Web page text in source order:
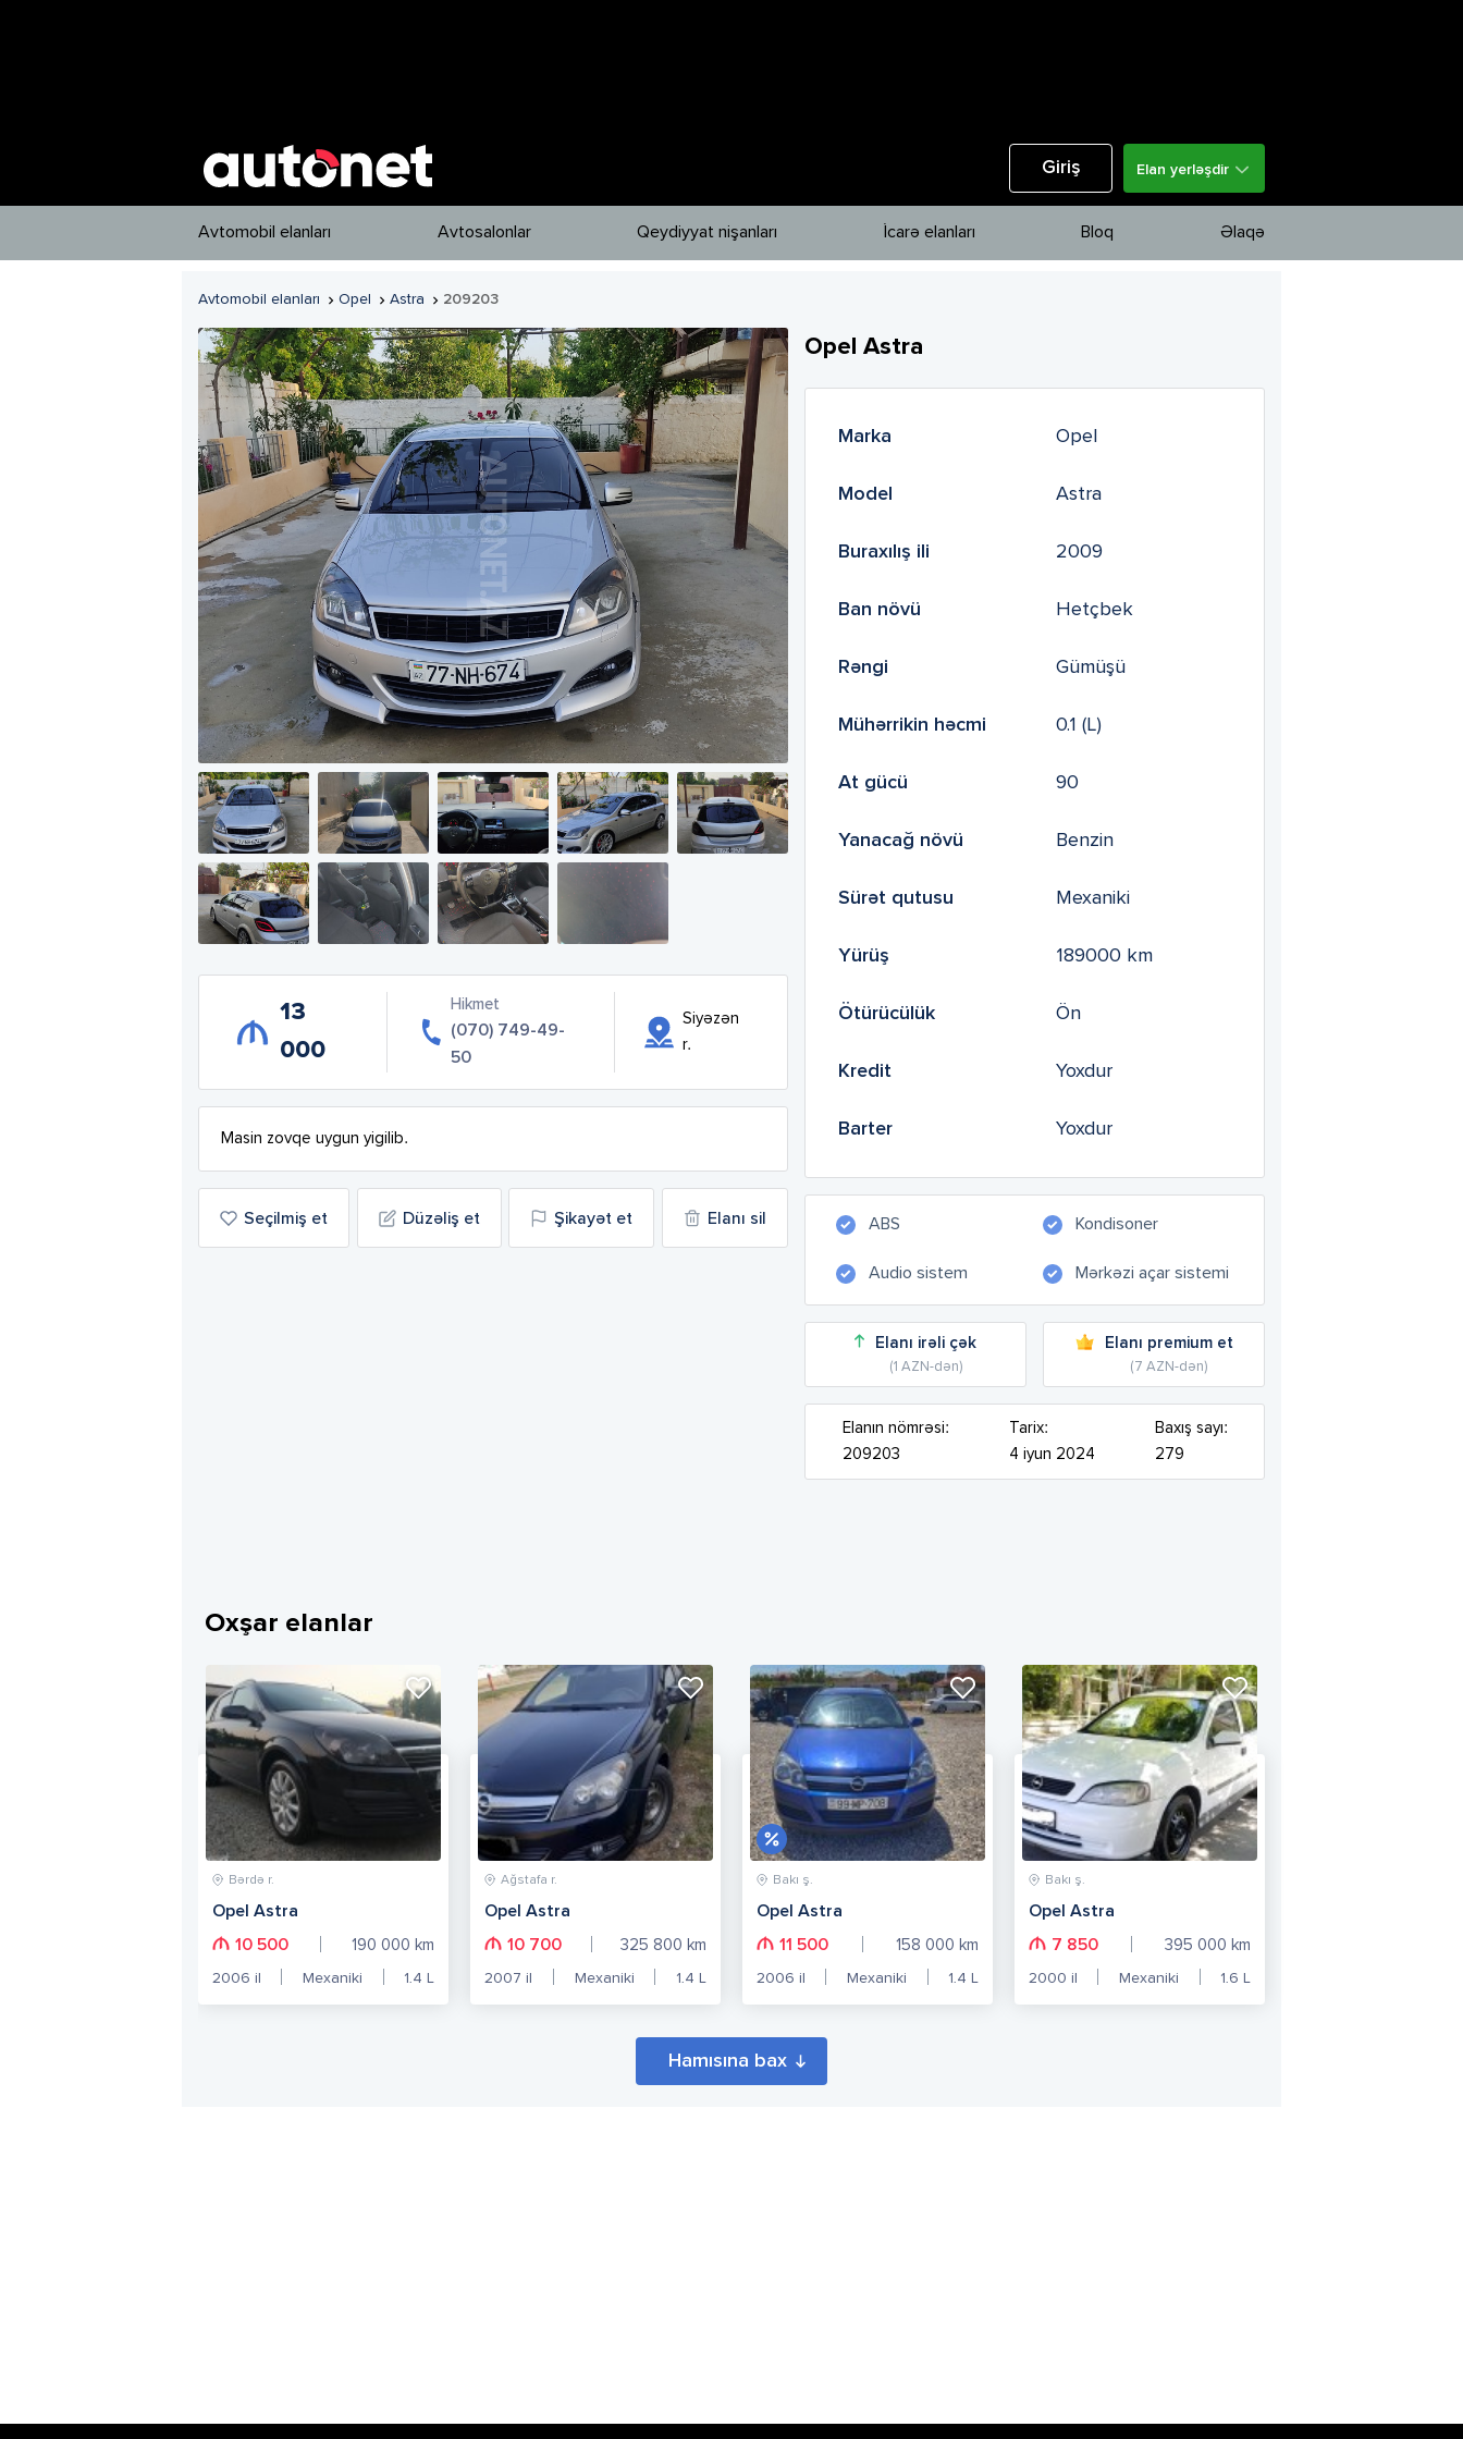
Giriş Elan yerləşdir
Avtomobil elanları Avtosalonlar Qeydiyyat nişanları İcarə elanları Bloq Əlaqə
Avtomobil elanları  Opel  Astra  209203
13
000
Hikmet
(070) 749-49-
50
Siyəzən
r.
Masin zovqe uygun yigilib.
Seçilmiş et Düzəliş et Şikayət et Elanı sil
Opel Astra
Marka Opel
Model Astra
Buraxılış ili 2009
Ban növü Hetçbek
Rəngi Gümüşü
Mühərrikin həcmi 0.1 (L)
At gücü 90
Yanacağ növü Benzin
Sürət qutusu Mexaniki
Yürüş 189000 km
Ötürücülük Ön
Kredit Yoxdur
Barter Yoxdur
ABS Kondisoner
Audio sistem Mərkəzi açar sistemi
Elanı irəli çək
(1 AZN-dən)
Elanı premium et
(7 AZN-dən)
Elanın nömrəsi:
209203
Tarix:
4 iyun 2024
Baxış sayı:
279
Oxşar elanlar
Bərdə r.
Opel Astra
10 500
190 000 km
2006 il Mexaniki 1.4 L
Ağstafa r.
Opel Astra
10 700
325 800 km
2007 il Mexaniki 1.4 L
Bakı ş.
Opel Astra
11 500
158 000 km
2006 il Mexaniki 1.4 L
Bakı ş.
Opel Astra
7 850
395 000 km
2000 il Mexaniki 1.6 L
Hamısına bax